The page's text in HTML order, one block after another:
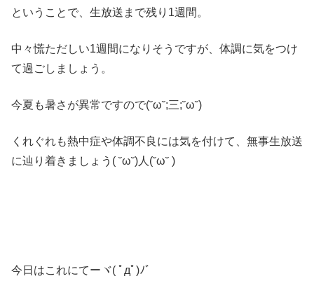
ということで、生放送まで残り1週間。
中々慌ただしい1週間になりそうですが、体調に気をつけ
て過ごしましょう。
今夏も暑さが異常ですので(˘ω˘;三;˘ω˘)
くれぐれも熱中症や体調不良には気を付けて、無事生放送
に辿り着きましょう( ˘ω˘)人(˘ω˘ )
今日はこれにてーヾ( ﾟдﾟ)ﾉ゛